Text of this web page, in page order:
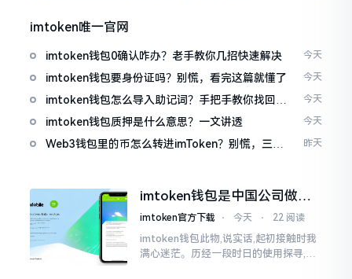
imtoken唯一官网
imtoken钱包0确认咋办？老手教你几招快速解决 今天
imtoken钱包要身份证吗？别慌，看完这篇就懂了 今天
imtoken钱包怎么导入助记词？手把手教你找回资
产
今天
imtoken钱包质押是什么意思？一文讲透 今天
Web3钱包里的币怎么转进imToken？别慌，三步
昨天
imtoken钱包是中国公司做的
吗？一文说清楚
imtoken官方下载 ⋅ 今天 ⋅ 22 阅读
imtoken钱包此物,说实话,起初接触时我
满心迷茫。历经一段时日的使用探寻,我